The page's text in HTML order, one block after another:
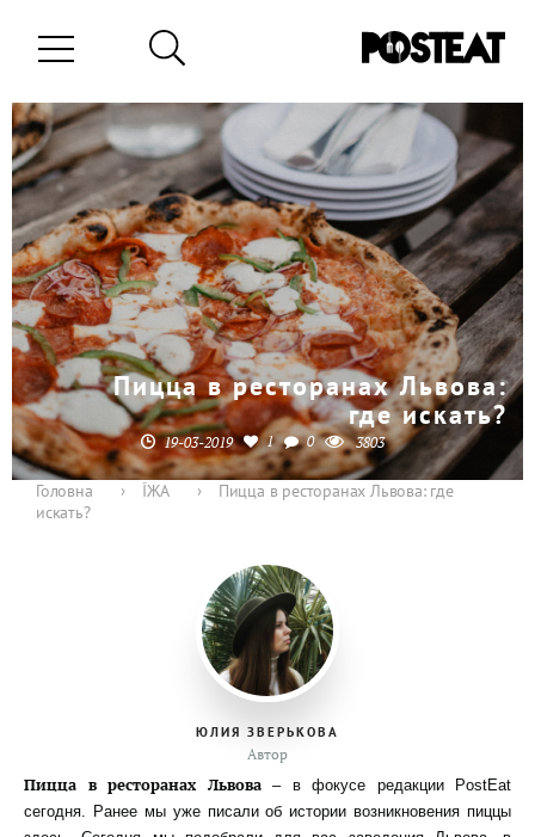
Пицца в ресторанах Львова:
где искать?
19-03-2019 1 0 3803
Головна › ЇЖА ›
Пицца в ресторанах Львова: где
искать?
ЮЛИЯ ЗВЕРЬКОВА
Автор
Пицца в ресторанах Львова – в фокусе редакции PostEat
сегодня. Ранее мы уже писали об истории возникновения пиццы